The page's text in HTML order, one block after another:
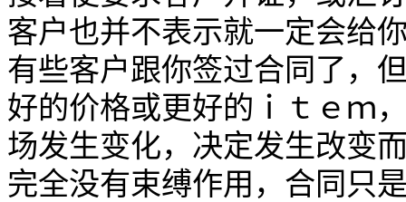
客户也并不表示就一定会给
有些客户跟你签过合同了，
好的价格或更好的ｉｔｅｍ
场发生变化，决定发生改变
完全没有束缚作用，合同只